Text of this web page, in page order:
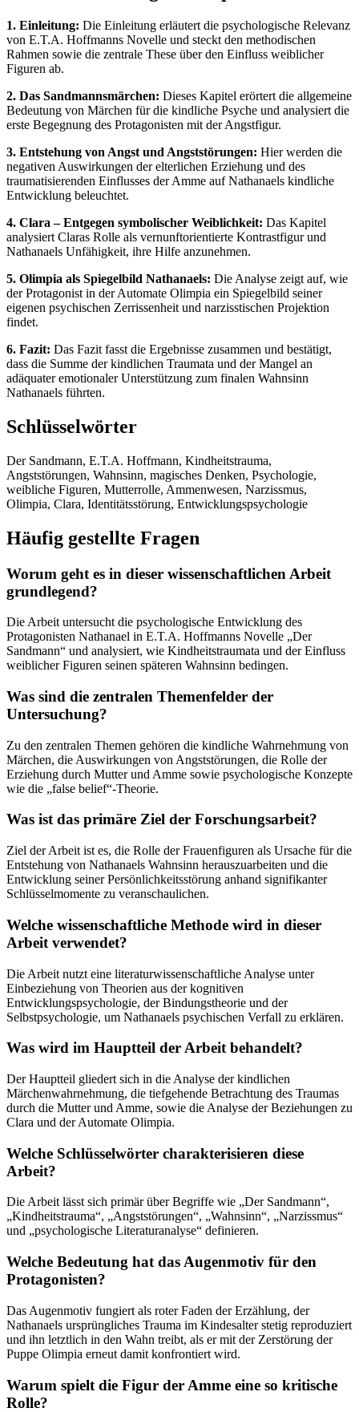
1. Einleitung: Die Einleitung erläutert die psychologische Relevanz
von E.T.A. Hoffmanns Novelle und steckt den methodischen
Rahmen sowie die zentrale These über den Einfluss weiblicher
Figuren ab.
2. Das Sandmannsmärchen: Dieses Kapitel erörtert die allgemeine
Bedeutung von Märchen für die kindliche Psyche und analysiert die
erste Begegnung des Protagonisten mit der Angstfigur.
3. Entstehung von Angst und Angststörungen: Hier werden die
negativen Auswirkungen der elterlichen Erziehung und des
traumatisierenden Einflusses der Amme auf Nathanaels kindliche
Entwicklung beleuchtet.
4. Clara – Entgegen symbolischer Weiblichkeit: Das Kapitel
analysiert Claras Rolle als vernunftorientierte Kontrastfigur und
Nathanaels Unfähigkeit, ihre Hilfe anzunehmen.
5. Olimpia als Spiegelbild Nathanaels: Die Analyse zeigt auf, wie
der Protagonist in der Automate Olimpia ein Spiegelbild seiner
eigenen psychischen Zerrissenheit und narzisstischen Projektion
findet.
6. Fazit: Das Fazit fasst die Ergebnisse zusammen und bestätigt,
dass die Summe der kindlichen Traumata und der Mangel an
adäquater emotionaler Unterstützung zum finalen Wahnsinn
Nathanaels führten.
Schlüsselwörter
Der Sandmann, E.T.A. Hoffmann, Kindheitstrauma,
Angststörungen, Wahnsinn, magisches Denken, Psychologie,
weibliche Figuren, Mutterrolle, Ammenwesen, Narzissmus,
Olimpia, Clara, Identitätsstörung, Entwicklungspsychologie
Häufig gestellte Fragen
Worum geht es in dieser wissenschaftlichen Arbeit
grundlegend?
Die Arbeit untersucht die psychologische Entwicklung des
Protagonisten Nathanael in E.T.A. Hoffmanns Novelle „Der
Sandmann“ und analysiert, wie Kindheitstraumata und der Einfluss
weiblicher Figuren seinen späteren Wahnsinn bedingen.
Was sind die zentralen Themenfelder der
Untersuchung?
Zu den zentralen Themen gehören die kindliche Wahrnehmung von
Märchen, die Auswirkungen von Angststörungen, die Rolle der
Erziehung durch Mutter und Amme sowie psychologische Konzepte
wie die „false belief“-Theorie.
Was ist das primäre Ziel der Forschungsarbeit?
Ziel der Arbeit ist es, die Rolle der Frauenfiguren als Ursache für die
Entstehung von Nathanaels Wahnsinn herauszuarbeiten und die
Entwicklung seiner Persönlichkeitsstörung anhand signifikanter
Schlüsselmomente zu veranschaulichen.
Welche wissenschaftliche Methode wird in dieser
Arbeit verwendet?
Die Arbeit nutzt eine literaturwissenschaftliche Analyse unter
Einbeziehung von Theorien aus der kognitiven
Entwicklungspsychologie, der Bindungstheorie und der
Selbstpsychologie, um Nathanaels psychischen Verfall zu erklären.
Was wird im Hauptteil der Arbeit behandelt?
Der Hauptteil gliedert sich in die Analyse der kindlichen
Märchenwahrnehmung, die tiefgehende Betrachtung des Traumas
durch die Mutter und Amme, sowie die Analyse der Beziehungen zu
Clara und der Automate Olimpia.
Welche Schlüsselwörter charakterisieren diese
Arbeit?
Die Arbeit lässt sich primär über Begriffe wie „Der Sandmann“,
„Kindheitstrauma“, „Angststörungen“, „Wahnsinn“, „Narzissmus“
und „psychologische Literaturanalyse“ definieren.
Welche Bedeutung hat das Augenmotiv für den
Protagonisten?
Das Augenmotiv fungiert als roter Faden der Erzählung, der
Nathanaels ursprüngliches Trauma im Kindesalter stetig reproduziert
und ihn letztlich in den Wahn treibt, als er mit der Zerstörung der
Puppe Olimpia erneut damit konfrontiert wird.
Warum spielt die Figur der Amme eine so kritische
Rolle?